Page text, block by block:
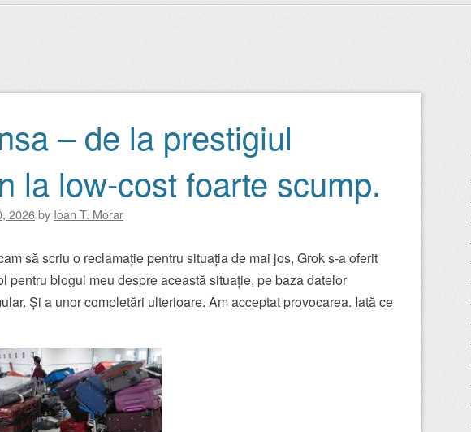
– de la prestigiul
la low-cost foarte scump.
2026by Ioan T. Morar
să scriu o reclamație pentru situația de mai jos, Grok s-a oferit
pentru blogul meu despre această situație, pe baza datelor
Și a unor completări ulterioare. Am acceptat provocarea. Iată ce